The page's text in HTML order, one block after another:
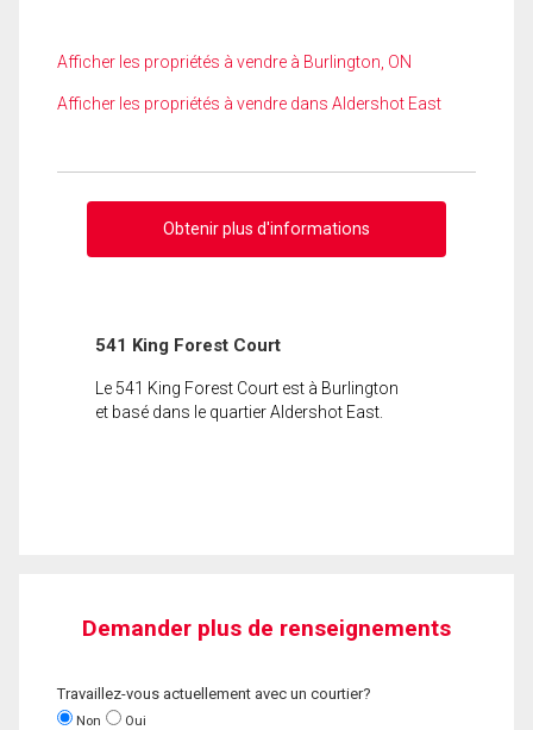
Afficher les propriétés à vendre à Burlington, ON
Afficher les propriétés à vendre dans Aldershot East
Obtenir plus d'informations
541 King Forest Court
Le 541 King Forest Court est à Burlington
et basé dans le quartier Aldershot East.
Demander plus de renseignements
Travaillez-vous actuellement avec un courtier?
Non Oui